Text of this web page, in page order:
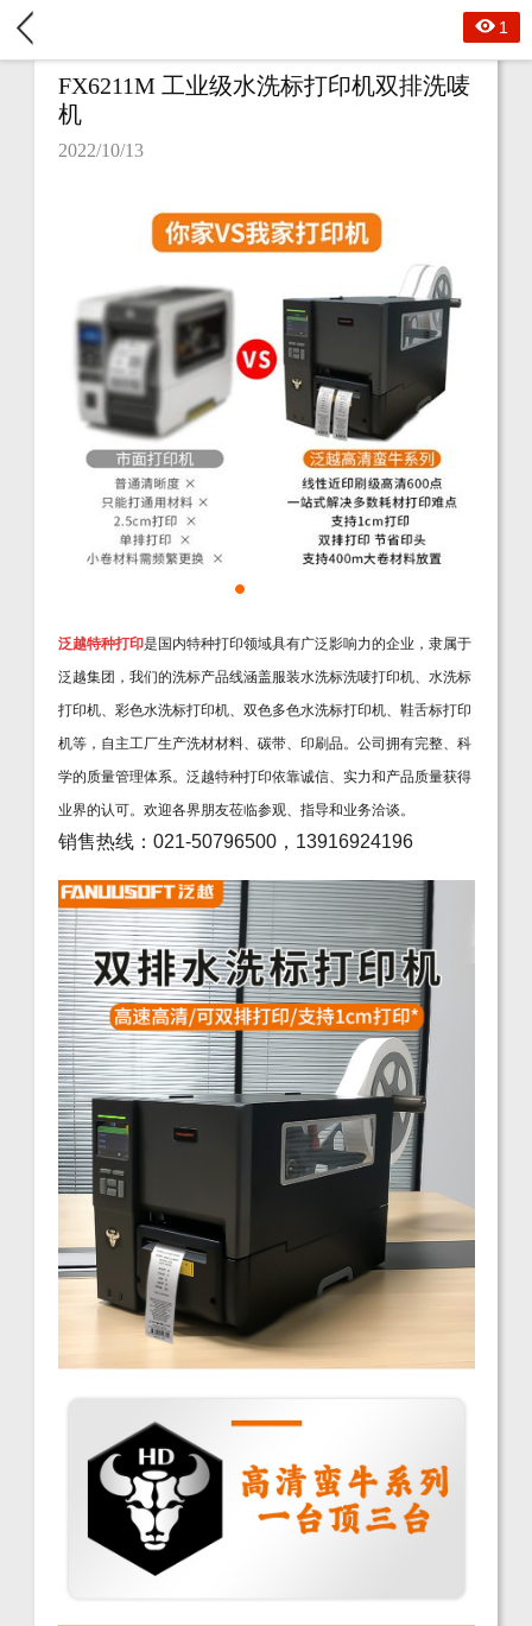
1
FX6211M 工业级水洗标打印机双排洗唛
机
2022/10/13
泛越特种打印是国内特种打印领域具有广泛影响力的企业，隶属于
泛越集团，我们的洗标产品线涵盖服装水洗标洗唛打印机、水洗标
打印机、彩色水洗标打印机、双色多色水洗标打印机、鞋舌标打印
机等，自主工厂生产洗材材料、碳带、印刷品。公司拥有完整、科
学的质量管理体系。泛越特种打印依靠诚信、实力和产品质量获得
业界的认可。欢迎各界朋友莅临参观、指导和业务洽谈。
销售热线：021-50796500，13916924196